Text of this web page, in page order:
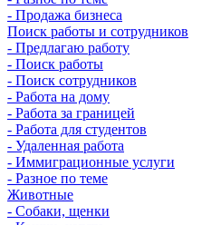
- Продажа бизнеса
Поиск работы и сотрудников
- Предлагаю работу
- Поиск работы
- Поиск сотрудников
- Работа на дому
- Работа за границей
- Работа для студентов
- Удаленная работа
- Иммиграционные услуги
- Разное по теме
Животные
- Собаки, щенки